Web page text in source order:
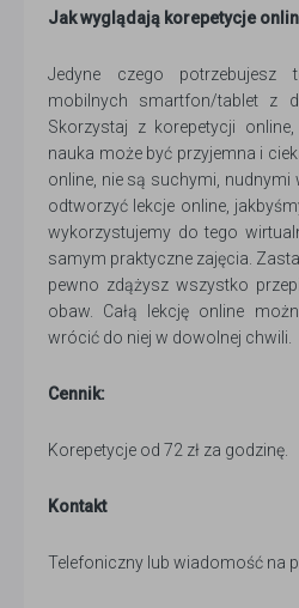
Jak wyglądają korepetycje
Jedyne czego
mobilnych smartfon/tablet z
Skorzystaj z korepetycji
nauka może być przyjemna i
online, nie są suchymi, nudnymi
odtworzyć lekcje online,
wykorzystujemy do tego
samym praktyczne zajęcia.
pewno zdążysz wszystko
obaw. Całą lekcję online
wrócić do niej w dowolnej chwili.
Cennik:
Korepetycje od 72 zł za godzinę.
Kontakt
Telefoniczny lub wiadomość na